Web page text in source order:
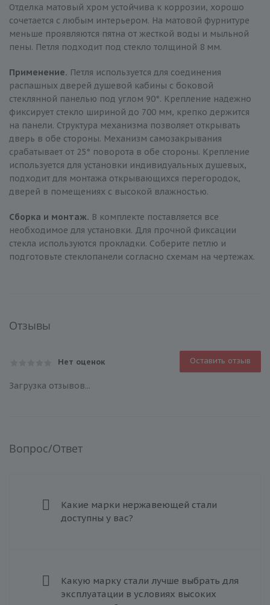
Отделка матовый хром устойчива к коррозии, хорошо
сочетается с любым интерьером. На матовой фурнитуре
меньше проявляются пятна от жесткой воды и мыльной
пены. Петля подходит под стекло толщиной 8 мм.
Применение. Петля используется для соединения
распашных дверей душевой кабины с боковой
стеклянной панелью под углом 90°. Крепление надежно
фиксирует стекло шириной до 700 мм, крепко держится
на панели. Структура механизма позволяет открывать
дверь в обе стороны. Механизм самозакрывания
срабатывает от 25° поворота в обе стороны. Крепление
используется для установки индивидуальных душевых,
подходит для монтажа открывающихся перегородок,
дверей в помещениях с высокой влажностью.
Сборка и монтаж. В комплекте поставляется все
необходимое для установки. Для прочной фиксации
стекла используются прокладки. Соберите петлю и
подготовьте стеклопанели согласно схемам на чертежах.
Отзывы
Нет оценок Оставить отзыв
Загрузка отзывов...
Вопрос/Ответ
Какие марки нержавеющей стали
доступны у вас?
Какую марку стали лучше выбрать для
эксплуатации в условиях высоких